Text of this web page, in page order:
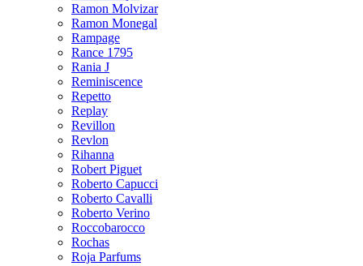
Ramon Molvizar
Ramon Monegal
Rampage
Rance 1795
Rania J
Reminiscence
Repetto
Replay
Revillon
Revlon
Rihanna
Robert Piguet
Roberto Capucci
Roberto Cavalli
Roberto Verino
Roccobarocco
Rochas
Roja Parfums